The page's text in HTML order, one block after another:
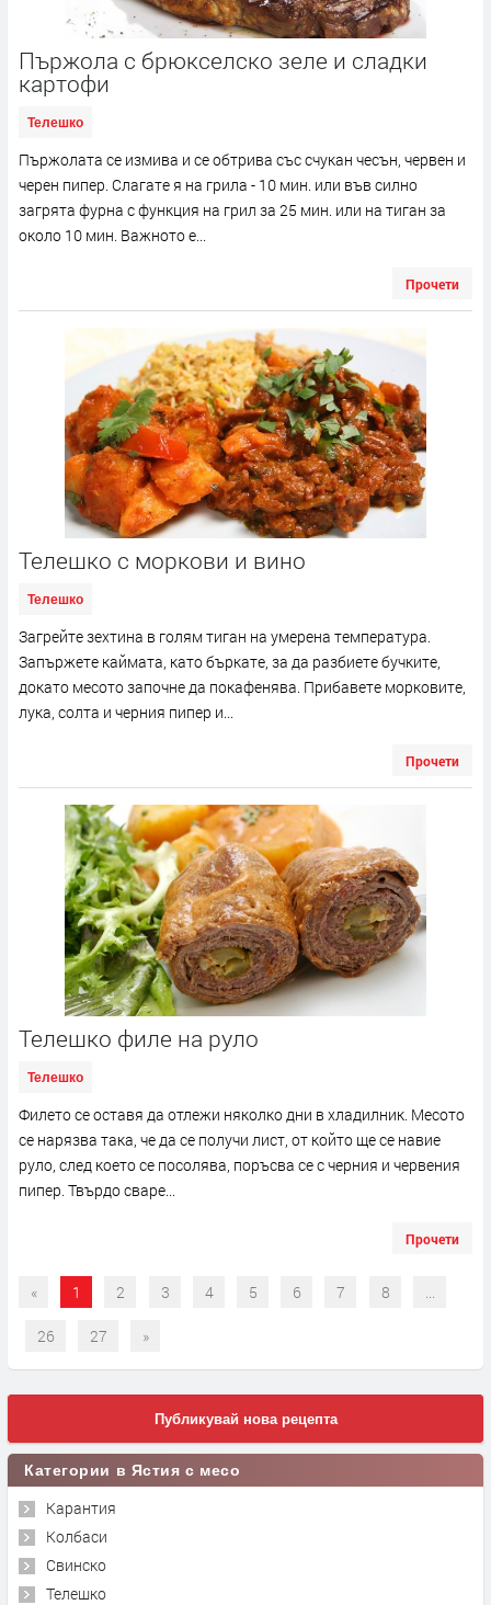
Пържола с брюкселско зеле и сладки
картофи
Телешко
Пържолата се измива и се обтрива със счукан чесън, червен и
черен пипер. Слагате я на грила - 10 мин. или във силно
загрята фурна с функция на грил за 25 мин. или на тиган за
около 10 мин. Важното е...
Прочети
Телешко с моркови и вино
Телешко
Загрейте зехтина в голям тиган на умерена температура.
Запържете каймата, като бъркате, за да разбиете бучките,
докато месото започне да покафенява. Прибавете морковите,
лука, солта и черния пипер и...
Прочети
Телешко филе на руло
Телешко
Филето се оставя да отлежи няколко дни в хладилник. Месото
се нарязва така, че да се получи лист, от който ще се навие
руло, след което се посолява, поръсва се с черния и червения
пипер. Твърдо сваре...
Прочети
« 1 2 3 4 5 6 7 8 ...
26 27 »
Публикувай нова рецепта
Категории в Ястия с месо
Карантия
Колбаси
Свинско
Телешко